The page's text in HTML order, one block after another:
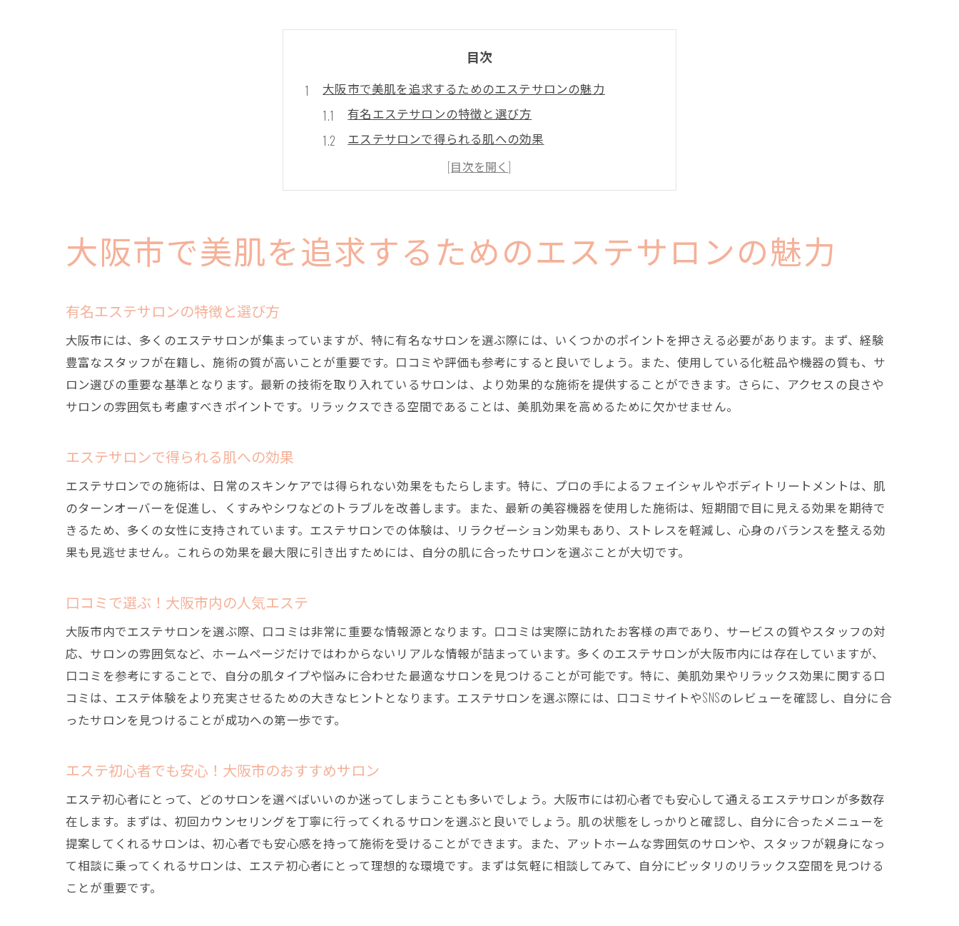
目次
大阪市で美肌を追求するためのエステサロンの魅力
有名エステサロンの特徴と選び方
エステサロンで得られる肌への効果
口コミで選ぶ！大阪市内の人気エステ
エステ初心者でも安心！大阪市のおすすめサロン
地域密着型サロンの魅力と活用法
エステの効果を最大限に引き出すための大阪市内の選び方
施術前後のスキンケアで効果を高めるコツ
専門家による肌診断の重要性
お得なプランとコースの選び方
予約のタイミングで効果を高める
アロマと照明がもたらす心地よさ
施術後のアフターティーで癒しの延長
マッサージで心も解放される理由
専門スタッフによる心のケア
非日常空間でのリラックスタイム
都会の喧騒を忘れる施術メニュー
短時間でも効果的なリフレッシュ方法
日常にプラスするエステの楽しみ
定期的な施術で肌のコンディションを整える
自宅ケアとサロン施術のバランス
エステ通いを習慣化するメリット
大阪市で美肌を追求するためのエステサロンの魅力
有名エステサロンの特徴と選び方
大阪市には、多くのエステサロンが集まっていますが、特に有名なサロンを選ぶ際には、いくつかのポイントを押さえる必要があります。まず、経験
豊富なスタッフが在籍し、施術の質が高いことが重要です。口コミや評価も参考にすると良いでしょう。また、使用している化粧品や機器の質も、サ
ロン選びの重要な基準となります。最新の技術を取り入れているサロンは、より効果的な施術を提供することができます。さらに、アクセスの良さや
サロンの雰囲気も考慮すべきポイントです。リラックスできる空間であることは、美肌効果を高めるために欠かせません。
エステサロンで得られる肌への効果
エステサロンでの施術は、日常のスキンケアでは得られない効果をもたらします。特に、プロの手によるフェイシャルやボディトリートメントは、肌
のターンオーバーを促進し、くすみやシワなどのトラブルを改善します。また、最新の美容機器を使用した施術は、短期間で目に見える効果を期待で
きるため、多くの女性に支持されています。エステサロンでの体験は、リラクゼーション効果もあり、ストレスを軽減し、心身のバランスを整える効
果も見逃せません。これらの効果を最大限に引き出すためには、自分の肌に合ったサロンを選ぶことが大切です。
口コミで選ぶ！大阪市内の人気エステ
大阪市内でエステサロンを選ぶ際、口コミは非常に重要な情報源となります。口コミは実際に訪れたお客様の声であり、サービスの質やスタッフの対
応、サロンの雰囲気など、ホームページだけではわからないリアルな情報が詰まっています。多くのエステサロンが大阪市内には存在していますが、
口コミを参考にすることで、自分の肌タイプや悩みに合わせた最適なサロンを見つけることが可能です。特に、美肌効果やリラックス効果に関する口
コミは、エステ体験をより充実させるための大きなヒントとなります。エステサロンを選ぶ際には、口コミサイトやSNSのレビューを確認し、自分に合
ったサロンを見つけることが成功への第一歩です。
エステ初心者でも安心！大阪市のおすすめサロン
エステ初心者にとって、どのサロンを選べばいいのか迷ってしまうことも多いでしょう。大阪市には初心者でも安心して通えるエステサロンが多数存
在します。まずは、初回カウンセリングを丁寧に行ってくれるサロンを選ぶと良いでしょう。肌の状態をしっかりと確認し、自分に合ったメニューを
提案してくれるサロンは、初心者でも安心感を持って施術を受けることができます。また、アットホームな雰囲気のサロンや、スタッフが親身になっ
て相談に乗ってくれるサロンは、エステ初心者にとって理想的な環境です。まずは気軽に相談してみて、自分にピッタリのリラックス空間を見つける
ことが重要です。